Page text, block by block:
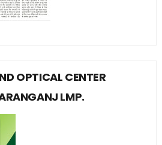
OPTICAL CENTER
LMP.